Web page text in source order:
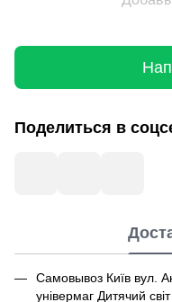
Поделиться в
Самовывоз Київ вул.
універмаг Дитячий